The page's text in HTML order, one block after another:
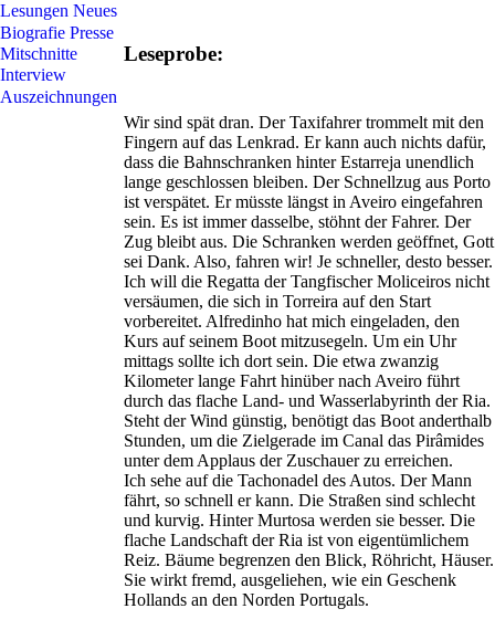
Lesungen Neues
Biografie Presse
Mitschnitte
Interview
Auszeichnungen
Leseprobe:
Wir sind spät dran. Der Taxifahrer trommelt mit den
Fingern auf das Lenkrad. Er kann auch nichts dafür,
dass die Bahnschranken hinter Estarreja unendlich
lange geschlossen bleiben. Der Schnellzug aus Porto
ist verspätet. Er müsste längst in Aveiro eingefahren
sein. Es ist immer dasselbe, stöhnt der Fahrer. Der
Zug bleibt aus. Die Schranken werden geöffnet, Gott
sei Dank. Also, fahren wir! Je schneller, desto besser.
Ich will die Regatta der Tangfischer Moliceiros nicht
versäumen, die sich in Torreira auf den Start
vorbereitet. Alfredinho hat mich eingeladen, den
Kurs auf seinem Boot mitzusegeln. Um ein Uhr
mittags sollte ich dort sein. Die etwa zwanzig
Kilometer lange Fahrt hinüber nach Aveiro führt
durch das flache Land- und Wasserlabyrinth der Ria.
Steht der Wind günstig, benötigt das Boot anderthalb
Stunden, um die Zielgerade im Canal das Pirâmides
unter dem Applaus der Zuschauer zu erreichen.
Ich sehe auf die Tachonadel des Autos. Der Mann
fährt, so schnell er kann. Die Straßen sind schlecht
und kurvig. Hinter Murtosa werden sie besser. Die
flache Landschaft der Ria ist von eigentümlichem
Reiz. Bäume begrenzen den Blick, Röhricht, Häuser.
Sie wirkt fremd, ausgeliehen, wie ein Geschenk
Hollands an den Norden Portugals.